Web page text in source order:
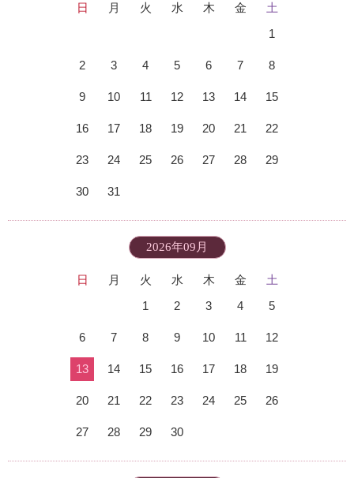
日 月 火 水 木 金
土
1
2 3 4 5 6 7 8
9 10 11 12 13 14 15
16 17 18 19 20 21 22
23 24 25 26 27 28 29
30 31
2026年09月
日 月 火 水 木 金
土
1
2 3 4 5
6 7 8 9 10 11 12
13 14 15 16 17 18 19
20 21 22 23 24 25 26
27 28 29 30